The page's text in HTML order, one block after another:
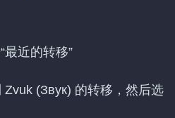
最近的转移”
Zvuk (Звук) 的转移，然后选